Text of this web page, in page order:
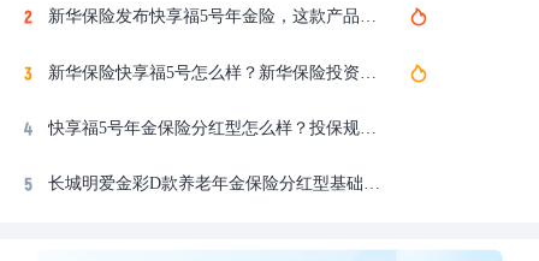
新华保险发布快享福5号年金险，这款产品的收益到底怎么样？
快享福5号年金保险分红型怎么样？投保规则和收益一览
长城明爱金彩D款养老年金保险分红型基础收益是多少？保证部分和分红分开算清楚